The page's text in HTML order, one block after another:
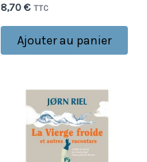
8,70 € TTC
Ajouter au panier